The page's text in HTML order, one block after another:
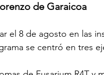
de Garaicoa
el 8 de agosto en las
se centró en tres